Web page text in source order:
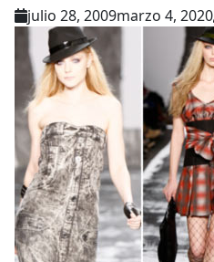
julio 28, 2009marzo 4, 2020